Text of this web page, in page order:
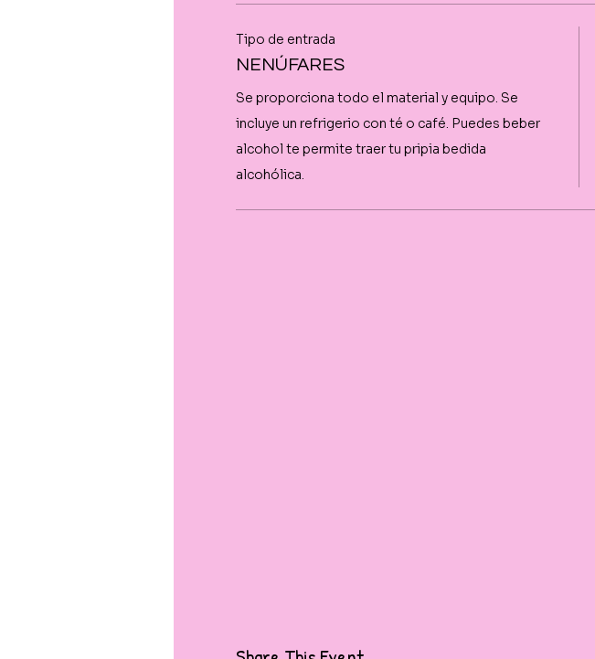
Tipo de entrada
NENÚFARES
Se proporciona todo el material y equipo. Se
incluye un refrigerio con té o café. Puedes beber
alcohol te permite traer tu pripia bedida
alcohólica.